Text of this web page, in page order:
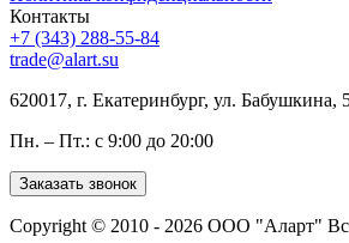
Контакты
+7 (343) 288-55-84
trade@alart.su
620017, г. Екатеринбург, ул.
Пн. – Пт.: с 9:00 до 20:00
Заказать звонок
Copyright © 2010 - 2026 ООО "Аларт"